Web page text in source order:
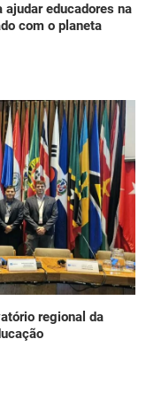
ajudar educadores na
com o planeta
regional da